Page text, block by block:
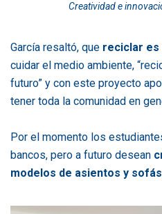
Creatividad e
García resaltó, que reciclar es
cuidar el medio ambiente,
futuro” y con este proyecto
tener toda la comunidad en
Por el momento los
bancos, pero a futuro desean
modelos de asientos y